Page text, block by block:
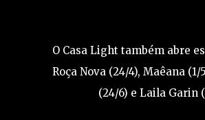
O Casa Light também abre
Roça Nova (24/4), Maêana
(24/6) e Laila Garin